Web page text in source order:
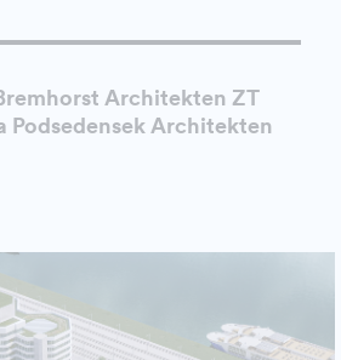
Architekten ZT
Podsedensek Architekten